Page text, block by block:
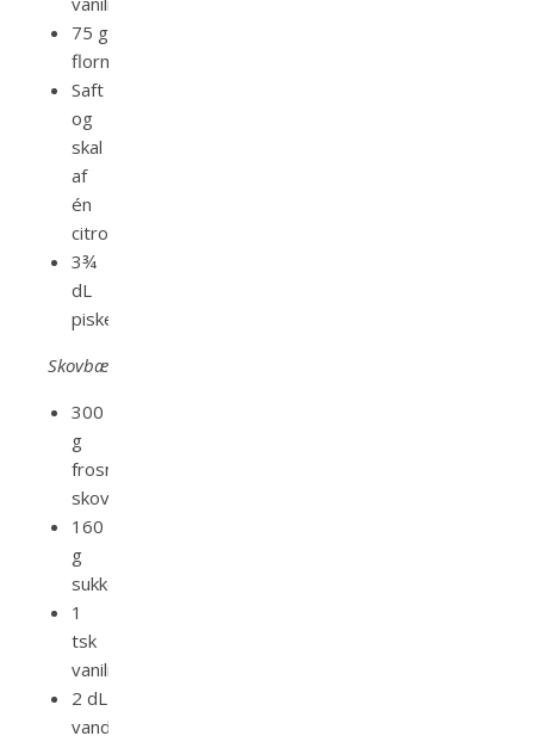
75 g
flormelis
Saft
og
skal
af
én
citron
3¾
dL
piskefløde
Skovbærgele:
300
g
frosne
skovbær
160
g
sukker
1
tsk
vaniliepasta
2 dL
vand